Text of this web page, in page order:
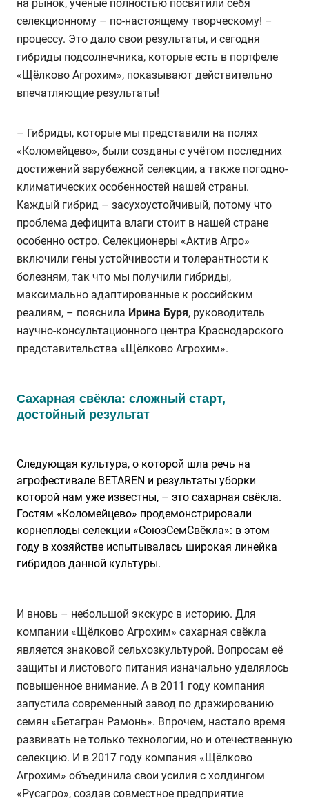
на рынок, учёные полностью посвятили себя
селекционному – по-настоящему творческому! –
процессу. Это дало свои результаты, и сегодня
гибриды подсолнечника, которые есть в портфеле
«Щёлково Агрохим», показывают действительно
впечатляющие результаты!
– Гибриды, которые мы представили на полях
«Коломейцево», были созданы с учётом последних
достижений зарубежной селекции, а также погодно-
климатических особенностей нашей страны.
Каждый гибрид – засухоустойчивый, потому что
проблема дефицита влаги стоит в нашей стране
особенно остро. Селекционеры «Актив Агро»
включили гены устойчивости и толерантности к
болезням, так что мы получили гибриды,
максимально адаптированные к российским
реалиям, – пояснила Ирина Буря, руководитель
научно-консультационного центра Краснодарского
представительства «Щёлково Агрохим».
Сахарная свёкла: сложный старт,
достойный результат
Следующая культура, о которой шла речь на
агрофестивале BETAREN и результаты уборки
которой нам уже известны, – это сахарная свёкла.
Гостям «Коломейцево» продемонстрировали
корнеплоды селекции «СоюзСемСвёкла»: в этом
году в хозяйстве испытывалась широкая линейка
гибридов данной культуры.
И вновь – небольшой экскурс в историю. Для
компании «Щёлково Агрохим» сахарная свёкла
является знаковой сельхозкультурой. Вопросам её
защиты и листового питания изначально уделялось
повышенное внимание. А в 2011 году компания
запустила современный завод по дражированию
семян «Бетагран Рамонь». Впрочем, настало время
развивать не только технологии, но и отечественную
селекцию. И в 2017 году компания «Щёлково
Агрохим» объединила свои усилия с холдингом
«Русагро», создав совместное предприятие